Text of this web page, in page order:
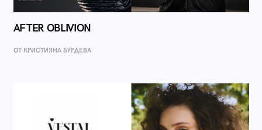
AFTER OBLIVION
ОТ КРИСТИЯНА БУРДЕВА